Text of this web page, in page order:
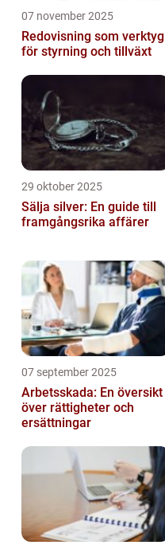
07 november 2025
Redovisning som verktyg
för styrning och tillväxt
29 oktober 2025
Sälja silver: En guide till
framgångsrika affärer
07 september 2025
Arbetsskada: En översikt
över rättigheter och
ersättningar